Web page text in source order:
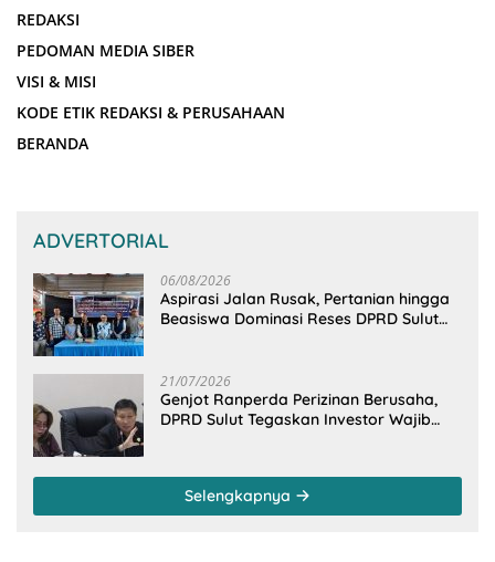
REDAKSI
PEDOMAN MEDIA SIBER
VISI & MISI
KODE ETIK REDAKSI & PERUSAHAAN
BERANDA
ADVERTORIAL
06/08/2026
Aspirasi Jalan Rusak, Pertanian hingga
Beasiswa Dominasi Reses DPRD Sulut
21/07/2026
Genjot Ranperda Perizinan Berusaha,
DPRD Sulut Tegaskan Investor Wajib
Selengkapnya